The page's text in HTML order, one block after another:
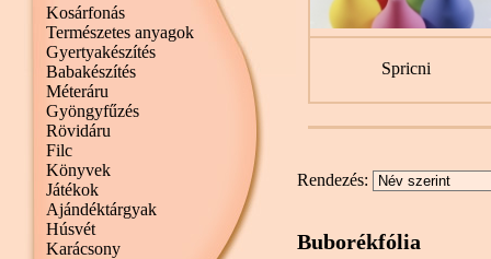
Spricni
Rendezés:
Buborékfólia
Kosárfonás
Természetes anyagok
Gyertyakészítés
Babakészítés
Méteráru
Gyöngyfűzés
Rövidáru
Filc
Könyvek
Játékok
Ajándéktárgyak
Húsvét
Karácsony